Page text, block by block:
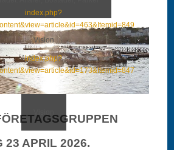
index.php?
Vision
index.php?
23 APRIL 2026.